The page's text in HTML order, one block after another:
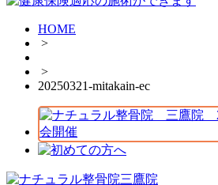
HOME
>
>
20250321-mitakain-ec